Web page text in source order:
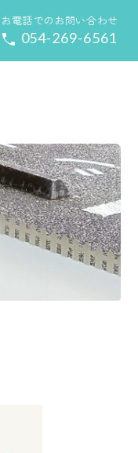
お電話でのお問い合わせ
054-269-6561